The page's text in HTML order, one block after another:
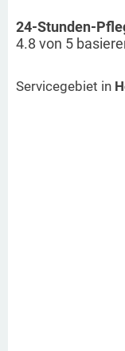
24-Stunden-
4.8 von 5
Servicegebiet in